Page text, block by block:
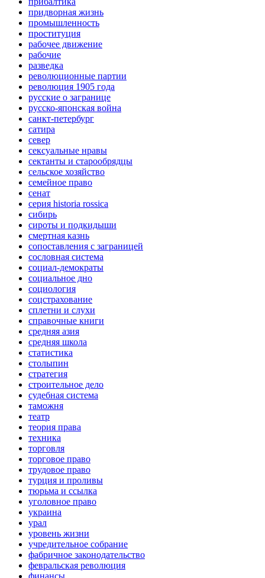
придворная жизнь
промышленность
проституция
рабочее движение
рабочие
разведка
революционные партии
революция 1905 года
русские о загранице
русско-японская война
санкт-петербург
сатира
север
сексуальные нравы
сектанты и старообрядцы
сельское хозяйство
семейное право
сенат
серия historia rossica
сибирь
сироты и подкидыши
смертная казнь
сопоставления с заграницей
сословная система
социал-демократы
социальное дно
социология
соцстрахование
сплетни и слухи
справочные книги
средняя азия
средняя школа
статистика
столыпин
стратегия
строительное дело
судебная система
таможня
театр
теория права
техника
торговля
торговое право
трудовое право
турция и проливы
тюрьма и ссылка
уголовное право
украина
урал
уровень жизни
учредительное собрание
фабричное законодательство
февральская революция